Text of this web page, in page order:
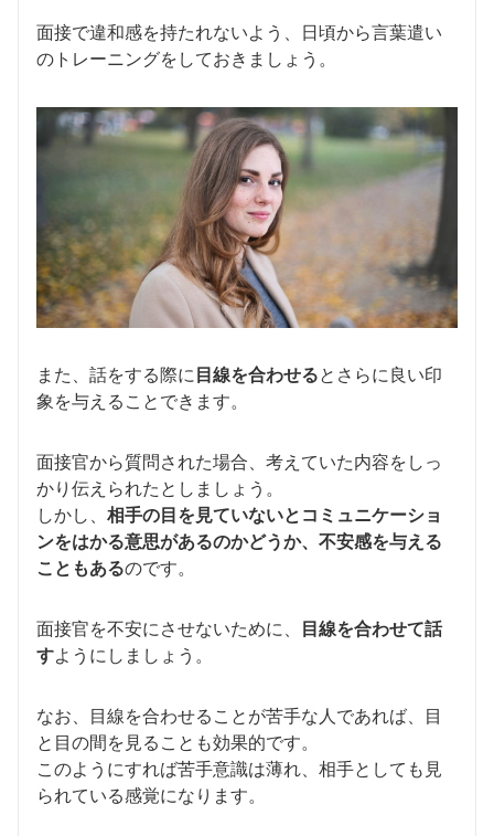
面接で違和感を持たれないよう、日頃から言葉遣い
のトレーニングをしておきましょう。
また、話をする際に 目線を合わせるとさらに良い印
象を与えることできます。
面接官から質問された場合、考えていた内容をしっ
かり伝えられたとしましょう。
しかし、 相手の目を見ていないとコミュニケーショ
ンをはかる意思があるのかどうか、不安感を与える
こともあるのです。
面接官を不安にさせないために、
目線を合わせて話
すようにしましょう。
なお、目線を合わせることが苦手な人であれば、目
と目の間を見ることも効果的です。
このようにすれば苦手意識は薄れ、相手としても見
られている感覚になります。